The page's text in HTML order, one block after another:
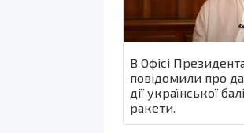
В Офісі
повідомили про
дії української
ракети.